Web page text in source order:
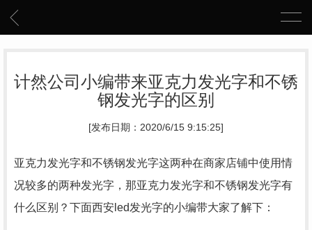
计然公司小编带来亚克力发光字和不锈
钢发光字的区别
[发布日期：2020/6/15 9:15:25]
亚克力发光字和不锈钢发光字这两种在商家店铺中使用情
况较多的两种发光字，那亚克力发光字和不锈钢发光字有
什么区别？下面西安led发光字的小编带大家了解下：